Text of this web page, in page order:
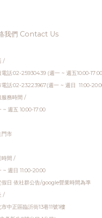
我們 Contact Us
/
電話:02-25930439 (週一 ~ 週五10:00-
電話:02-23223967(週一 ~ 週日 11:00-
服務時間 /
~ 週五 10:00-17:00
門市
時間 /
~ 週日 11:00-20:00
假日 依社群公告/google營業時間為準
/
市中正區臨沂街13巷11號1樓